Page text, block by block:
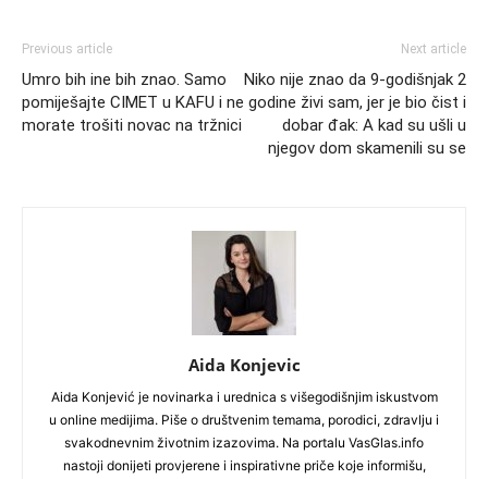
Previous article
Umro bih ine bih znao. Samo
pomiješajte CIMET u KAFU i ne
morate trošiti novac na tržnici
Next article
Niko nije znao da 9-godišnjak 2
godine živi sam, jer je bio čist i
dobar đak: A kad su ušli u
njegov dom skamenili su se
Aida Konjevic
Aida Konjević je novinarka i urednica s višegodišnjim iskustvom
u online medijima. Piše o društvenim temama, porodici, zdravlju i
svakodnevnim životnim izazovima. Na portalu VasGlas.info
nastoji donijeti provjerene i inspirativne priče koje informišu,